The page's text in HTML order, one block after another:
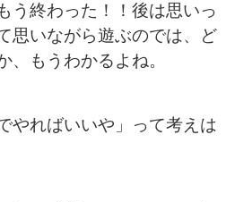
う終わった！！後は思いっ
思いながら遊ぶのでは、ど
、もうわかるよね。
やればいいや」って考えは